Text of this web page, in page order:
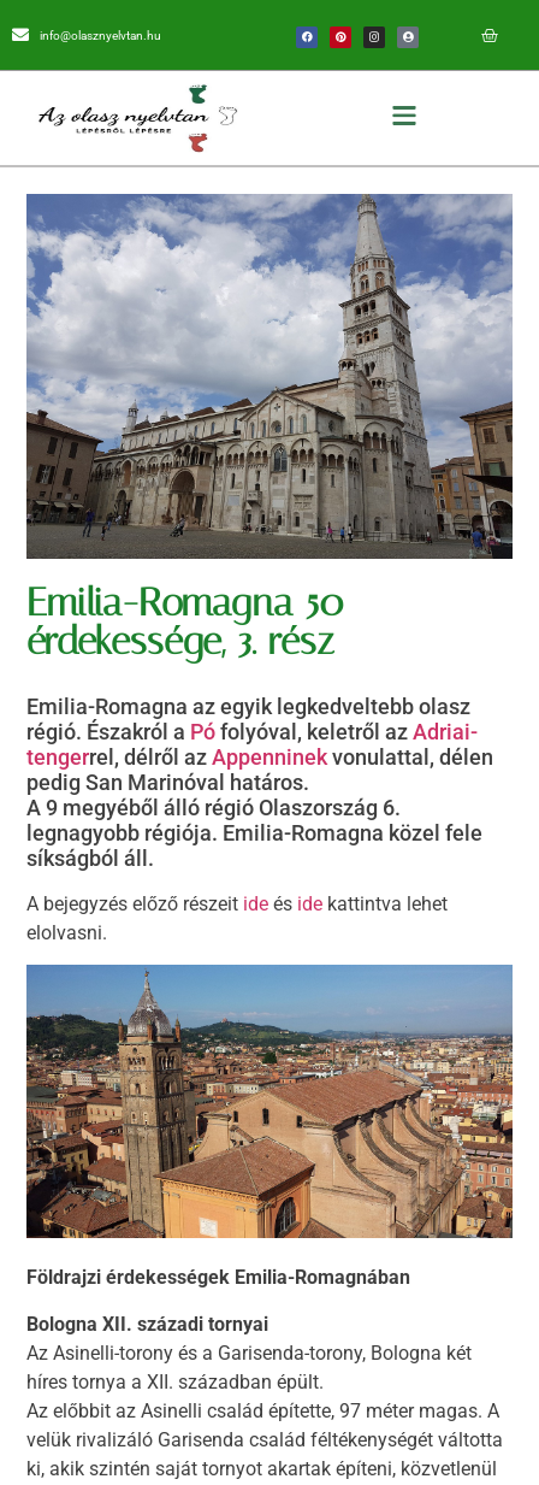
info@olasznyelvtan.hu
Emilia-Romagna 50
érdekessége, 3. rész
Emilia-Romagna az egyik legkedveltebb olasz
régió. Északról a Pófolyóval, keletről azAdriai-
tengerrel, délről azAppenninekvonulattal, délen
pedig San Marinóval határos.
A 9 megyéből álló régió Olaszország 6.
legnagyobb régiója. Emilia-Romagna közel fele
síkságból áll.
A bejegyzés előző részeit ide és ide kattintva lehet
elolvasni.
Földrajzi érdekességek Emilia-Romagnában
Bologna XII. századi tornyai
Az Asinelli-torony és a Garisenda-torony, Bologna két
híres tornya a XII. században épült.
Az előbbit az Asinelli család építette, 97 méter magas. A
velük rivalizáló Garisenda család féltékenységét váltotta
ki, akik szintén saját tornyot akartak építeni, közvetlenül